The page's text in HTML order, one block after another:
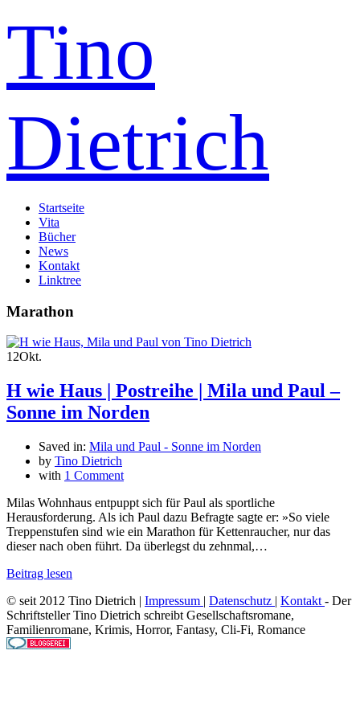
Tino
Dietrich
Startseite
Vita
Bücher
News
Kontakt
Linktree
Marathon
12Okt.
H wie Haus | Postreihe | Mila und Paul –
Sonne im Norden
Saved in: Mila und Paul - Sonne im Norden
by Tino Dietrich
with 1 Comment
Milas Wohnhaus entpuppt sich für Paul als sportliche
Herausforderung. Als ich Paul dazu Befragte sagte er: »So viele
Treppenstufen sind wie ein Marathon für Kettenraucher, nur das
dieser nach oben führt. Da überlegst du zehnmal,…
Beitrag lesen
© seit 2012 Tino Dietrich | Impressum | Datenschutz | Kontakt - Der
Schriftsteller Tino Dietrich schreibt Gesellschaftsromane,
Familienromane, Krimis, Horror, Fantasy, Cli-Fi, Romance